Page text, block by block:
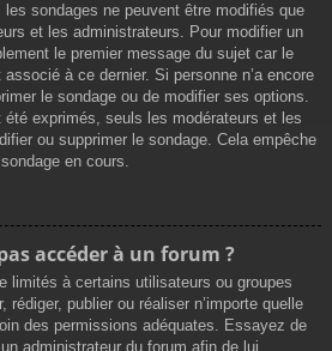
sondages ne peuvent être modifiés que
et les administrateurs. Pour modifier un
le premier message du sujet car le
à ce dernier. Si personne n’a encore
le sondage ou de modifier ses options.
exprimés, seuls les modérateurs et les
ou supprimer le sondage. Cela empêche
en cours.
accéder à un forum ?
limités à certains utilisateurs ou groupes
rédiger, publier ou réaliser n’importe quelle
des permissions adéquates. Essayez de
administrateur du forum afin de lui